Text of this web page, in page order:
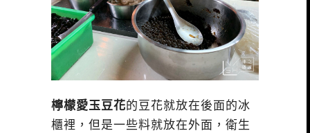
檸檬愛玉豆花的豆花就放在後面的冰
櫃裡，但是一些料就放在外面，衛生